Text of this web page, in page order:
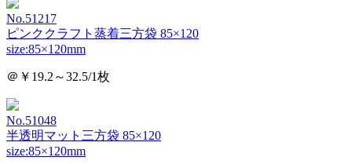
No.51217
ピンククラフト蒸着三方袋 85×120
size:85×120mm
＠￥19.2～32.5/1枚
No.51048
半透明マット三方袋 85×120
size:85×120mm